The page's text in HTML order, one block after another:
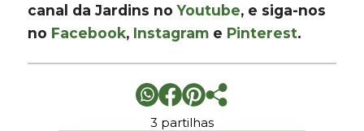
canal da Jardins noYoutube, e siga-nos
no Facebook, Instagram e Pinterest.
3 partilhas